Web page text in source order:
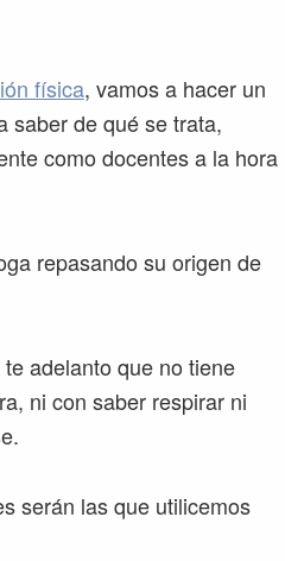
física, vamos a hacer un
saber de qué se trata,
como docentes a la hora
repasando su origen de
adelanto que no tiene
ni con saber respirar ni
serán las que utilicemos